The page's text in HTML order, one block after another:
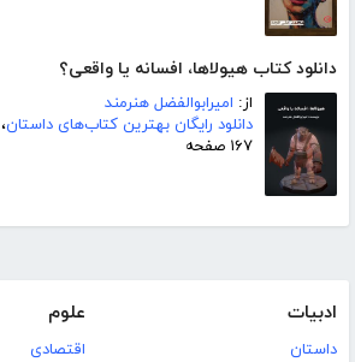
دانلود کتاب هیولاها، افسانه یا واقعی؟
از: امیرابوالفضل هنرمند
دانلود رایگان بهترین کتاب‌های داستان،
۱۶۷ صفحه
ادبیات
داستان
علوم
اقتصادی